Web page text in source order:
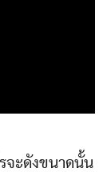
จะดังขนาดนั้น